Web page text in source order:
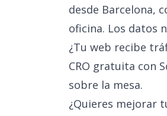
desde Barcelona,
oficina. Los datos
¿Tu web recibe
CRO gratuita con
sobre la mesa.
¿Quieres mejorar